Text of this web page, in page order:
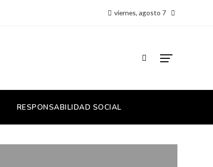
viernes, agosto 7
RESPONSABILIDAD SOCIAL